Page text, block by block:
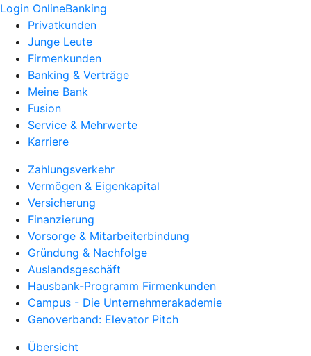
Login OnlineBanking
Privatkunden
Junge Leute
Firmenkunden
Banking & Verträge
Meine Bank
Fusion
Service & Mehrwerte
Karriere
Zahlungsverkehr
Vermögen & Eigenkapital
Versicherung
Finanzierung
Vorsorge & Mitarbeiterbindung
Gründung & Nachfolge
Auslandsgeschäft
Hausbank-Programm Firmenkunden
Campus - Die Unternehmerakademie
Genoverband: Elevator Pitch
Übersicht